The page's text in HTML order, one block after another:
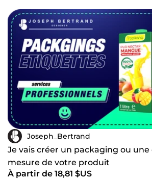
Joseph_Bertrand
Je vais créer un packaging ou
mesure de votre produit
À partir de 18,81 $US